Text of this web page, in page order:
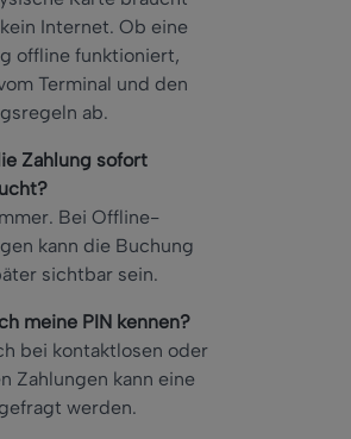
Internet. Ob eine
offline funktioniert,
Terminal und den
ab.
Zahlung sofort
Bei Offline-
kann die Buchung
sichtbar sein.
meine PIN kennen?
bei kontaktlosen oder
Zahlungen kann eine
werden.